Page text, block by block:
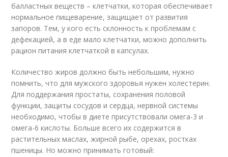
балластных веществ – клетчатки, которая обеспечивает
нормальное пищеварение, защищает от развития
запоров. Тем, у кого есть склонность к проблемам с
дефекацией, а в еде мало клетчатки, можно дополнить
рацион питания клетчаткой в капсулах.
Количество жиров должно быть небольшим, нужно
помнить, что для мужского здоровья нужен холестерин.
Для поддержания простаты, сохранения половой
функции, защиты сосудов и сердца, нервной системы
необходимо, чтобы в диете присутствовали омега-3 и
омега-6 кислоты. Больше всего их содержится в
растительных маслах, жирной рыбе, орехах, ростках
пшеницы. Но можно принимать готовый: